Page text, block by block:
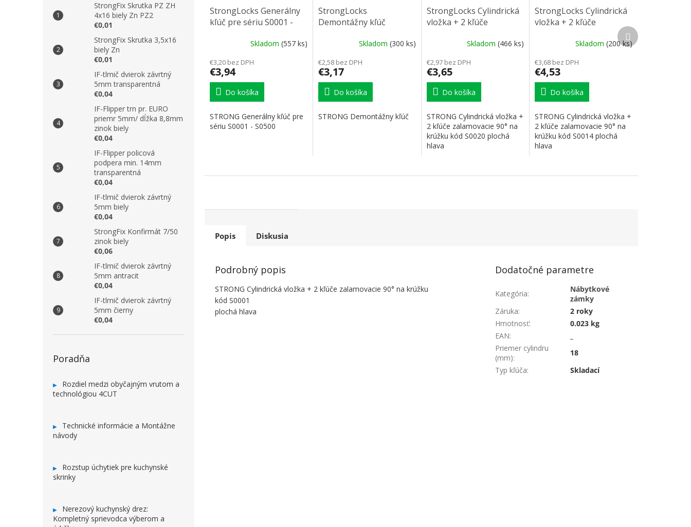
StrongFix Skrutka PZ ZH
4x16 biely Zn PZ2
€0,01
StrongFix Skrutka 3,5x16
biely Zn
€0,01
IF-tlmič dvierok závrtný
5mm transparentná
€0,04
IF-Flipper trn pr. EURO
priemr 5mm/ dĺžka 8,8mm
zinok biely
€0,04
IF-Flipper policová
podpera min. 14mm
transparentná
€0,04
IF-tlmič dvierok závrtný
5mm biely
€0,04
StrongFix Konfirmát 7/50
zinok biely
€0,06
IF-tlmič dvierok závrtný
5mm antracit
€0,04
IF-tlmič dvierok závrtný
5mm čierny
€0,04
Poradňa
Rozdiel medzi obyčajným vrutom a
technológiou 4CUT
Technické informácie a Montážne
návody
Rozstup úchytiek pre kuchynské
skrinky
Nerezový kuchynský drez:
Kompletný sprievodca výberom a
StrongLocks Generálny
kľúč pre sériu S0001 -
Skladom (557 ks)
€3,20 bez DPH
€3,94
Do košíka
STRONG Generálny kľúč pre
sériu S0001 - S0500
StrongLocks
Demontážny kľúč
Skladom (300 ks)
€2,58 bez DPH
€3,17
Do košíka
STRONG Demontážny kľúč
StrongLocks Cylindrická
vložka + 2 kľúče
Skladom(466 ks)
€2,97 bez DPH
€3,65
Do košíka
STRONG Cylindrická vložka +
2 kľúče zalamovacie 90° na
krúžku kód S0020 plochá
hlava
StrongLocks Cylindrická
vložka + 2 kľúče
Skladom (200 ks)
€3,68 bez DPH
€4,53
Do košíka
STRONG Cylindrická vložka +
2 kľúče zalamovacie 90° na
krúžku kód S0014 plochá
hlava
Ďalší produkt
Popis Diskusia
Podrobný popis
STRONG Cylindrická vložka + 2 kľúče zalamovacie 90° na krúžku
kód S0001
plochá hlava
Dodatočné parametre
Kategória:
Nábytkové
zámky
Záruka:
2 roky
Hmotnosť:
0.023 kg
EAN:
Priemer cylindru
(mm):
18
Typ kľúča: Skladací